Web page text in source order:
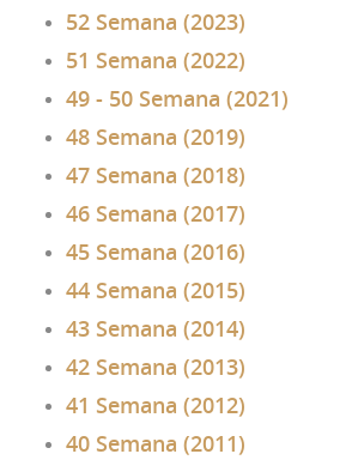
52 Semana (2023)
51 Semana (2022)
49 - 50 Semana (2021)
48 Semana (2019)
47 Semana (2018)
46 Semana (2017)
45 Semana (2016)
44 Semana (2015)
43 Semana (2014)
42 Semana (2013)
41 Semana (2012)
40 Semana (2011)